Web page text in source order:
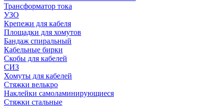
Трансформатор тока
УЗО
Крепежи для кабеля
Площадки для хомутов
Бандаж спиральный
Кабельные бирки
Cкобы для кабелей
СИЗ
Хомуты для кабелей
Стяжки велькро
Наклейки самоламинирующиеся
Стяжки стальные